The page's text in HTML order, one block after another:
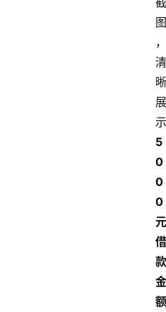
图
，
清
晰
展
示
5
0
0
0
元
借
款
金
额